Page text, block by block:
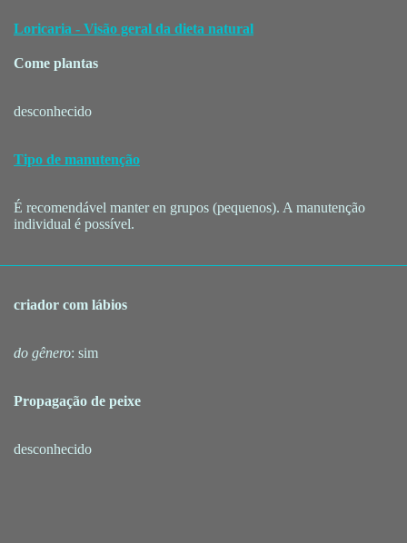
Loricaria - Visão geral da dieta natural
Come plantas
desconhecido
Tipo de manutenção
É recomendável manter en grupos (pequenos). A manutenção
individual é possível.
criador com lábios
do gênero: sim
Propagação de peixe
desconhecido